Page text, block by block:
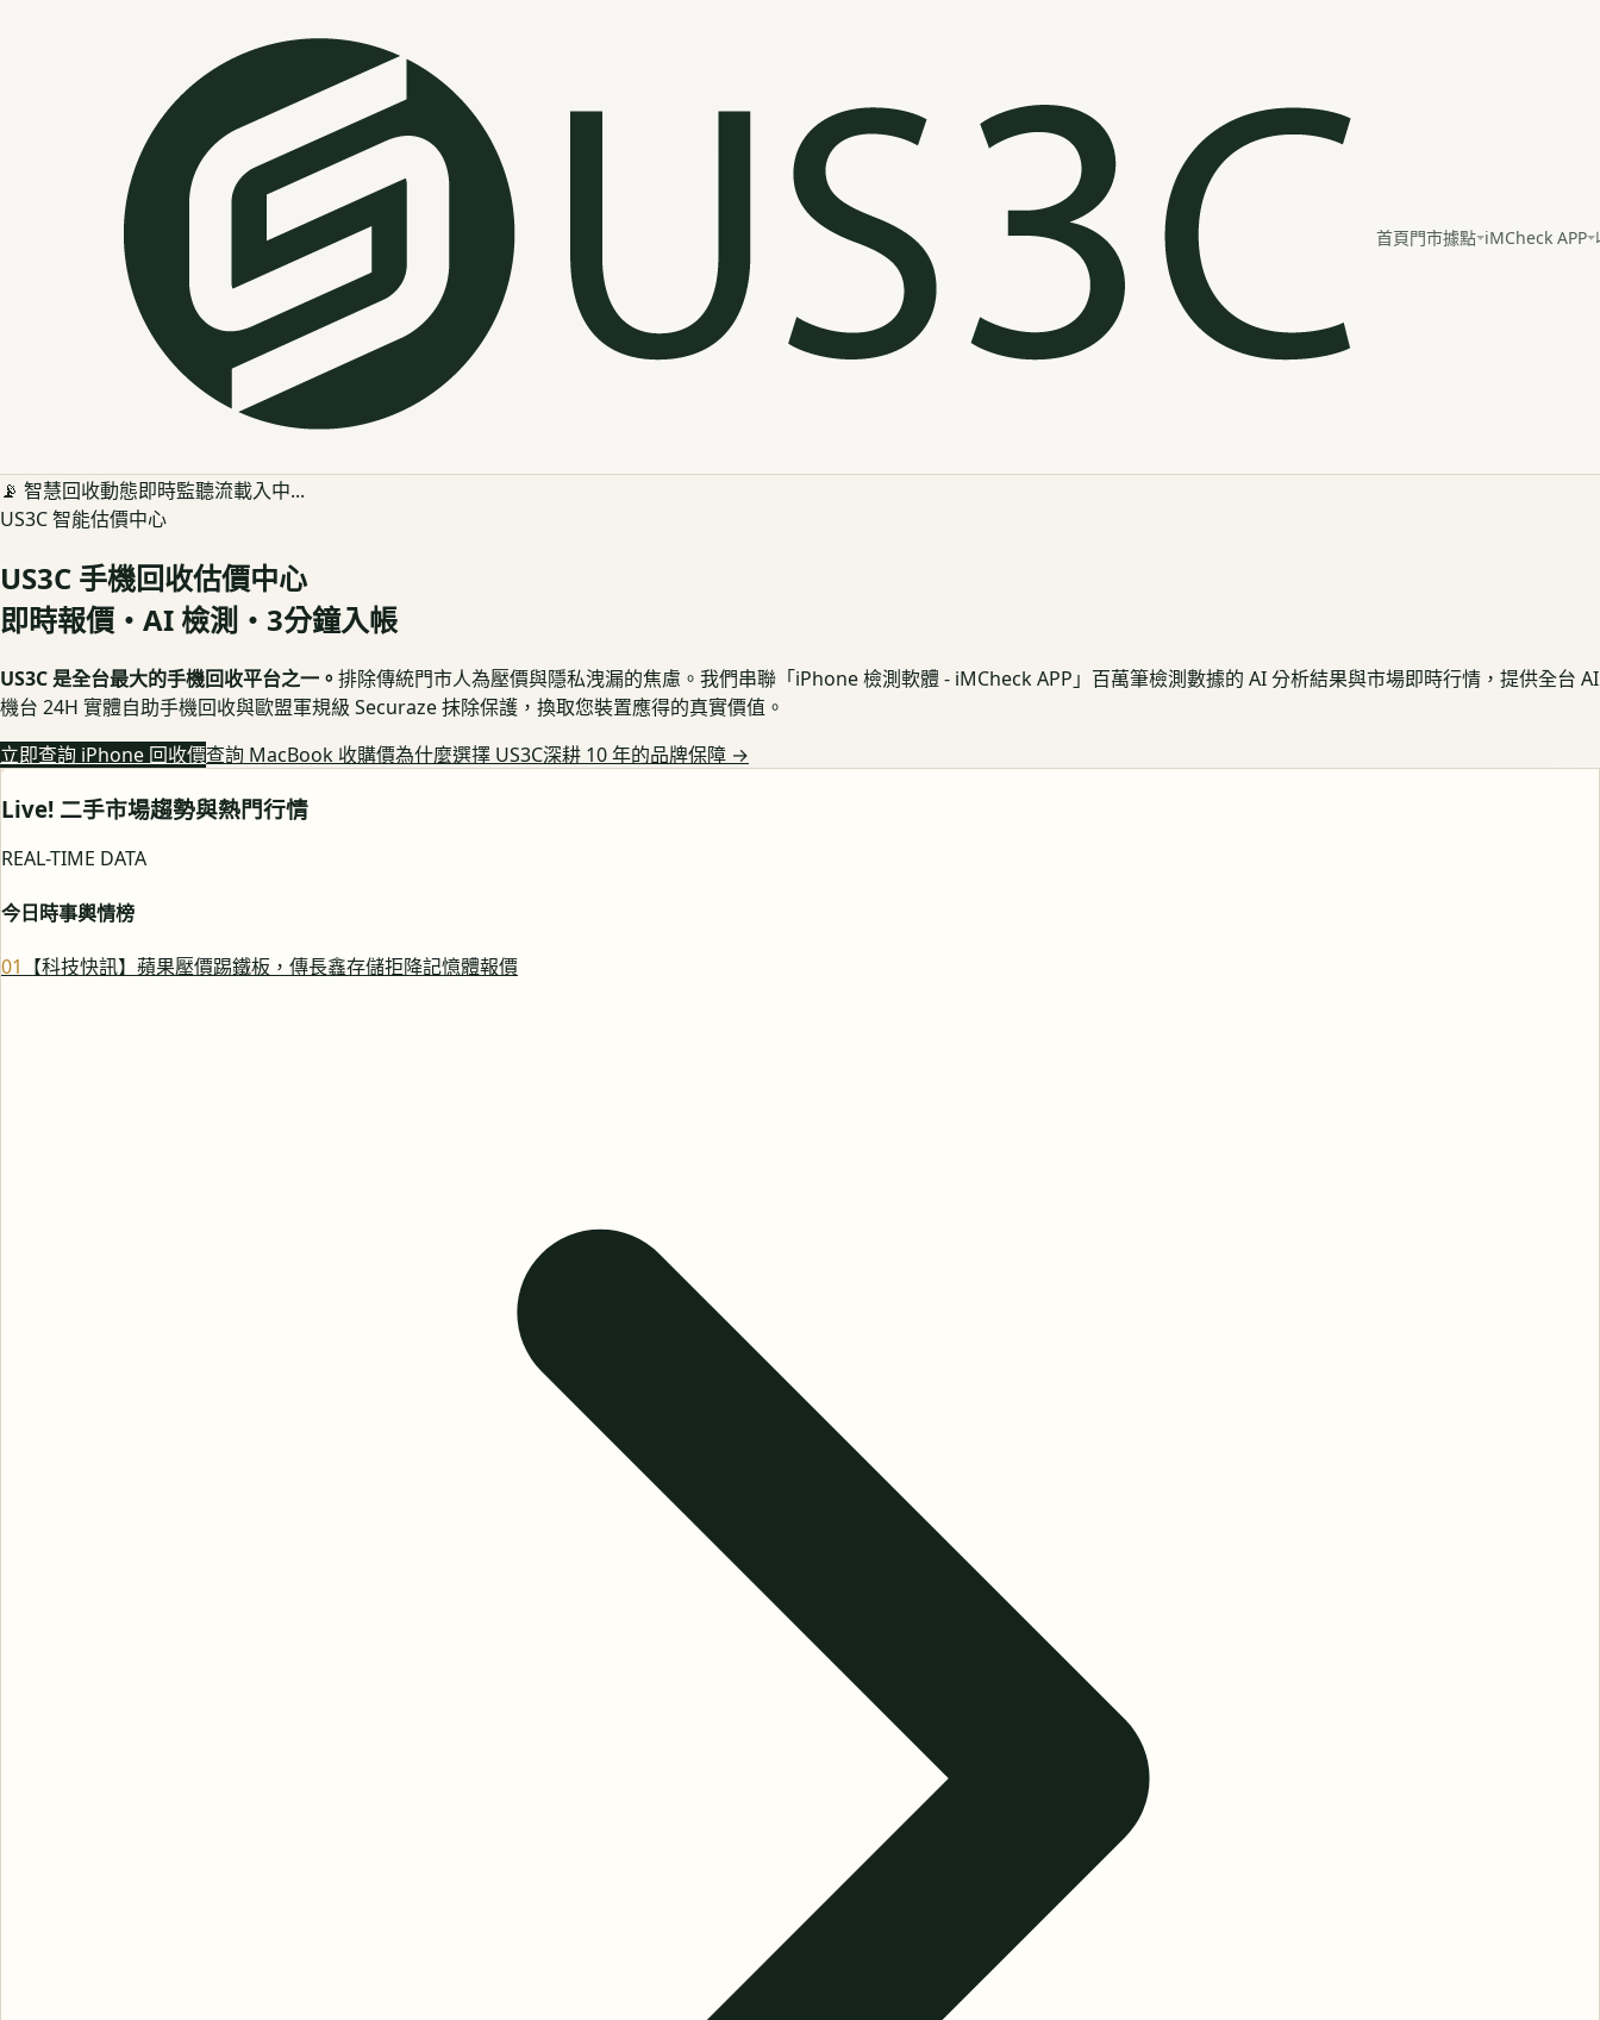
首頁門市據點 iMCheck APP
📡 智慧回收動態即時監聽流載入中...
US3C 智能估價中心
US3C 手機回收估價中心
即時報價・AI 檢測・3分鐘入帳
US3C 是全台最大的手機回收平台之一。 排除傳統門市人為壓價與隱私洩漏的焦慮。我們串聯「iPhone 檢測軟體 - iMCheck APP」百萬筆檢測數據的 AI 分析結果與市場即時行情，提供全台 AI
機台 24H 實體自助手機回收與歐盟軍規級 Securaze 抹除保護，換取您裝置應得的真實價值。
立即查詢 iPhone 回收價查詢 MacBook 收購價為什麼選擇 US3C深耕 10 年的品牌保障 →
Live! 二手市場趨勢與熱門行情
REAL-TIME DATA
今日時事輿情榜
01 【科技快訊】蘋果壓價踢鐵板，傳長鑫存儲拒降記憶體報價